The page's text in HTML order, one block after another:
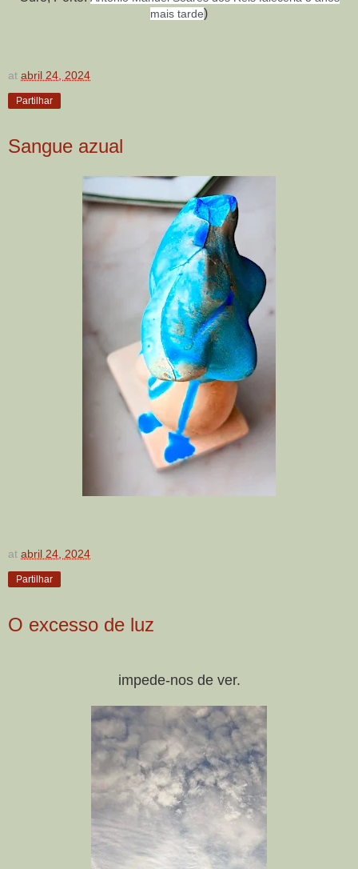
mais tarde)
at abril 24, 2024
Partilhar
Sangue azual
at abril 24, 2024
Partilhar
O excesso de luz
impede-nos de ver.